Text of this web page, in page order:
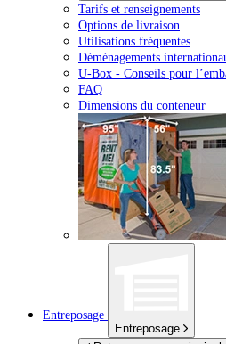
Tarifs et renseignements
Options de livraison
Utilisations fréquentes
Déménagements
U-Box - Conseils pour
FAQ
Dimensions du conteneur
Entreposage
Entreposage